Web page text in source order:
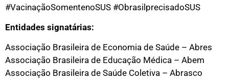
#VacinaçãoSomentenoSUS #ObrasilprecisadoSUS
Entidades signatárias:
Associação Brasileira de Economia de Saúde – Abres
Associação Brasileira de Educação Médica – Abem
Associação Brasileira de Saúde Coletiva – Abrasco